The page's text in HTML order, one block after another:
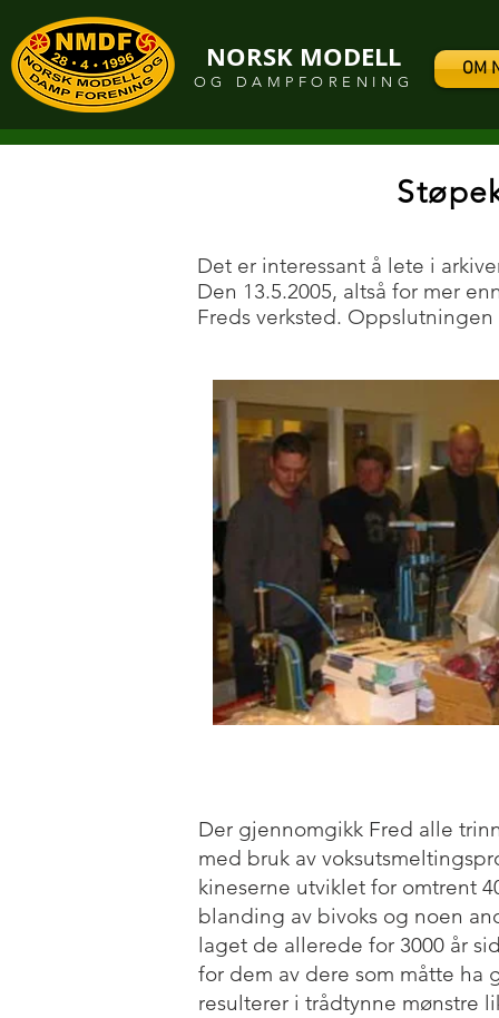
NORSK MODELL
OG DAMPFORENING
OM
Det er interessant å lete i
Den 13.5.2005, altså for mer
Freds verksted. Oppslutningen
Der gjennomgikk Fred alle
med bruk av
kineserne utviklet for omtrent
blanding av bivoks og noen
laget de allerede for 3000 år
for dem av dere som måtte ha
resulterer i trådtynne mønstre